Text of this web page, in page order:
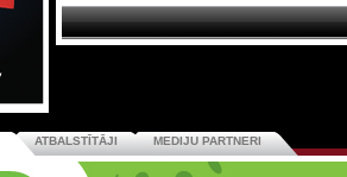
ATBALSTĪTĀJI MEDIJU PARTNERI